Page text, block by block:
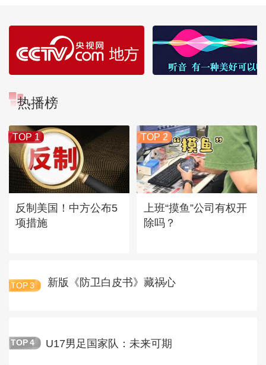
热播榜
TOP 1
反制美国！中方公布5
项措施
TOP 2
上班“摸鱼”公司有权开
除吗？
TOP 3 新版《防卫白皮书》藏祸心
TOP 4 U17男足国家队：未来可期